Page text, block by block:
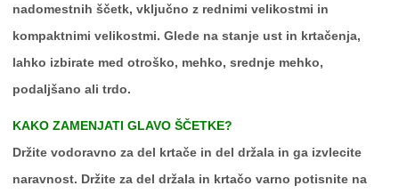
nadomestnih ščetk, vključno z rednimi velikostmi in
kompaktnimi velikostmi. Glede na stanje ust in krtačenja,
lahko izbirate med otroško, mehko, srednje mehko,
podaljšano ali trdo.
KAKO ZAMENJATI GLAVO ŠČETKE?
Držite vodoravno za del krtače in del držala in ga izvlecite
naravnost. Držite za del držala in krtačo varno potisnite na